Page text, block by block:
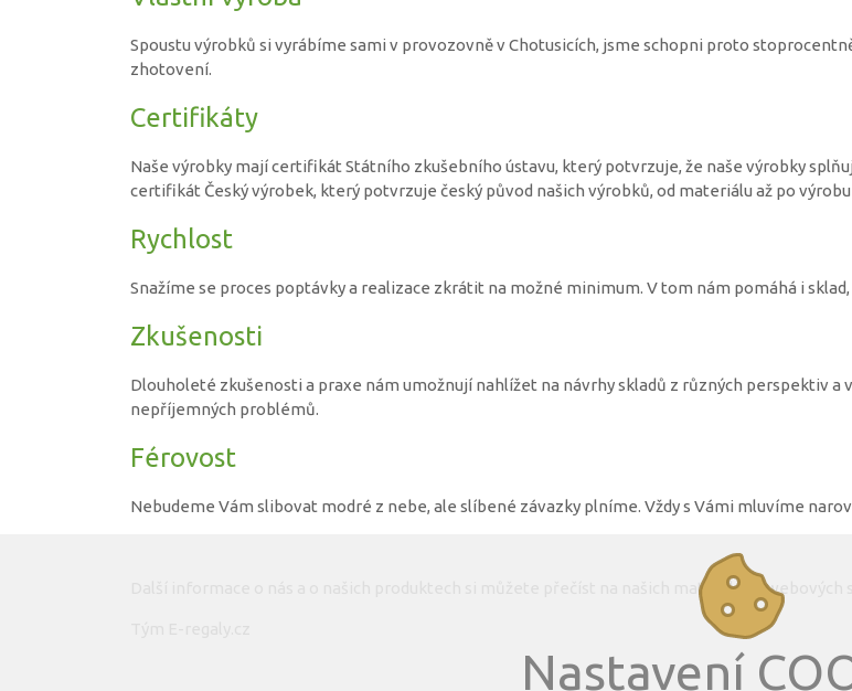
Spoustu výrobků si vyrábíme sami v provozovně v Chotusicích, jsme schopni proto
zhotovení.
Certifikáty
Naše výrobky mají certifikát Státního zkušebního ústavu, který potvrzuje, že naše výrobky
certifikát Český výrobek, který potvrzuje český původ našich výrobků, od materiálu až po výrobu
Rychlost
Snažíme se proces poptávky a realizace zkrátit na možné minimum. V tom nám pomáhá i
Zkušenosti
Dlouholeté zkušenosti a praxe nám umožnují nahlížet na návrhy skladů z různých perspektiv
nepříjemných problémů.
Férovost
Nebudeme Vám slibovat modré z nebe, ale slíbené závazky plníme. Vždy s Vámi mluvíme
Další informace o nás a o našich produktech si můžete přečíst na našich mateřských webových
Nastavení